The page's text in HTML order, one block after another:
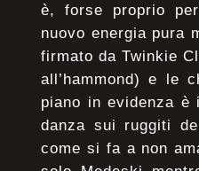
è, forse proprio
nuovo energia pura
firmato da Twinkie
all’hammond) e le
piano in evidenza è
danza sui ruggiti
come si fa a non